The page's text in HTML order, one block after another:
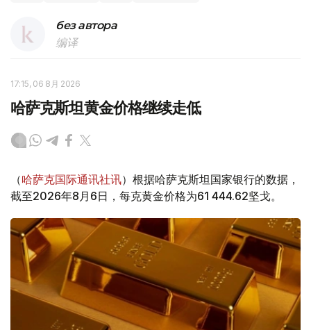
без автора
编译
17:15, 06 8月 2026
哈萨克斯坦黄金价格继续走低
（哈萨克国际通讯社讯）根据哈萨克斯坦国家银行的数据，
截至2026年8月6日，每克黄金价格为61 444.62坚戈。